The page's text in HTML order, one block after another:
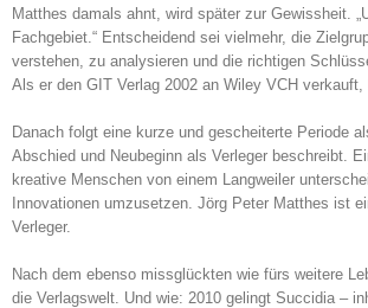
Matthes damals ahnt, wird später zur Gewissheit.
Fachgebiet.“ Entscheidend sei vielmehr, die
verstehen, zu analysieren und die richtigen
Als er den GIT Verlag 2002 an Wiley VCH
Danach folgt eine kurze und gescheiterte Periode
Abschied und Neubeginn als Verleger beschreibt.
kreative Menschen von einem Langweiler
Innovationen umzusetzen. Jörg Peter Matthes ist
Verleger.
Nach dem ebenso missglückten wie fürs weitere
die Verlagswelt. Und wie: 2010 gelingt Succidia –